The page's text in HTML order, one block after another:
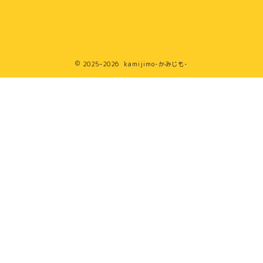
2025–2026 kamijimo-かみじも-